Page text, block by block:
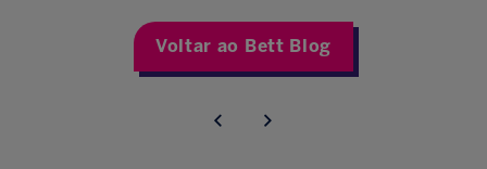
Voltar ao Bett Blog